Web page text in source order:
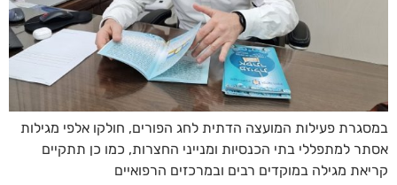
במסגרת פעילות המועצה הדתית לחג הפורים, חולקו אלפי מגילות
אסתר למתפללי בתי הכנסיות ומנייני החצרות, כמו כן תתקיים
קריאת מגילה במוקדים רבים ובמרכזים הרפואיים